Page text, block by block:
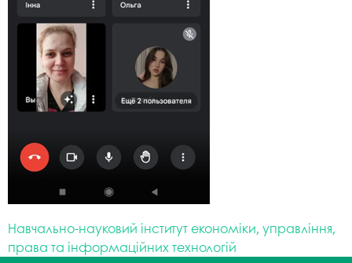
Навчально-науковий інститут економіки, управління,
права та інформаційних технологій